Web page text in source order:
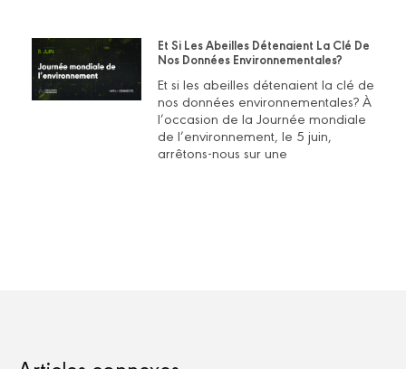
Et Si Les Abeilles Détenaient La Clé De
Nos Données Environnementales?
Et si les abeilles détenaient la clé de
nos données environnementales? À
l’occasion de la Journée mondiale
de l’environnement, le 5 juin,
arrêtons-nous sur une